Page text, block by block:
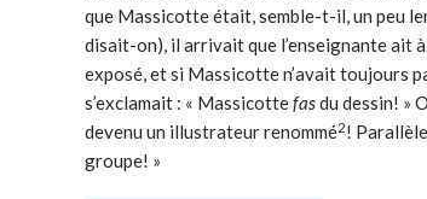
que Massicotte était, semble-t-il, un peu
disait-on), il arrivait que l’enseignante ait
exposé, et si Massicotte n’avait toujours
s’exclamait : « Massicottefasdu dessin! »
devenu un illustrateur renommé2!
groupe! »